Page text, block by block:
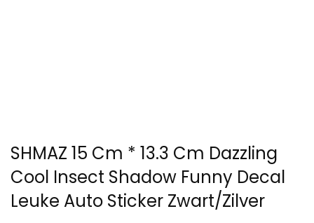
SHMAZ 15 Cm * 13.3 Cm Dazzling
Cool Insect Shadow Funny Decal
Leuke Auto Sticker Zwart/Zilver